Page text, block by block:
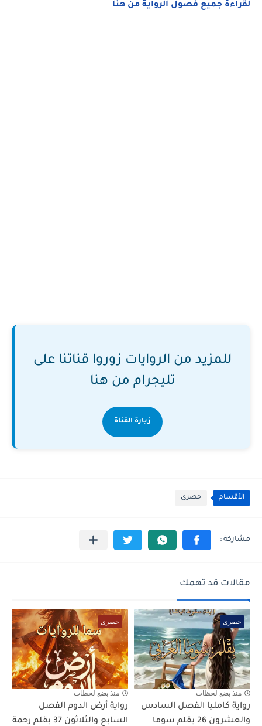
لقراءة جميع فصول الرواية من هنا
للمزيد من الروايات زوروا قناتنا على
تليجرام من هنا
زيارة القناة
الأقسام حصرى
مقالات قد تهمك
حصرى
منذ بضع لحظات
رواية كامليا الفصل السادس
والعشرون 26 بقلم سوما
حصرى
منذ بضع لحظات
رواية أرض الدوم الفصل
السابع والثلاثون 37 بقلم رحمة